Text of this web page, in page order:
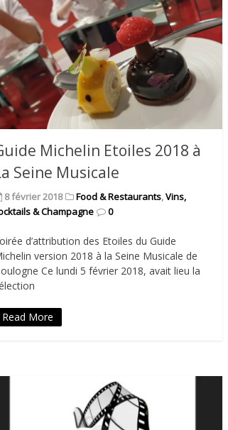
Michelin Etoiles 2018 à
Seine Musicale
8 février 2018 Food & Restaurants,Vins,
& Champagne
0
d’attribution des Etoiles du Guide
version 2018 à la Seine Musicale de
Ce lundi 5 février 2018, avait lieu la
Read More